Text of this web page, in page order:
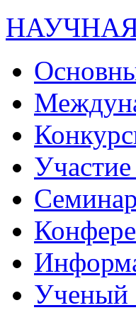
Ученый